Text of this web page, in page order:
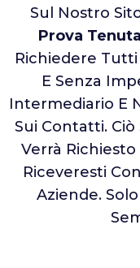
Sul Nostro
Prova
Richiedere Tutti
E Senza
Intermediario E
Sui Contatti. Ciò
Verrà
Riceveresti
Aziende.